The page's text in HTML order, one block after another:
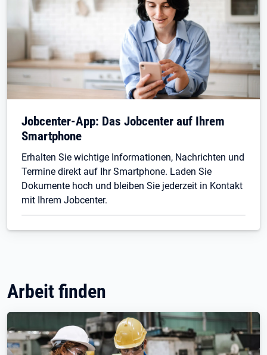
Jobcenter-App: Das Jobcenter auf Ihrem
Smartphone
Erhalten Sie wichtige Informationen, Nachrichten und
Termine direkt auf Ihr Smartphone. Laden Sie
Dokumente hoch und bleiben Sie jederzeit in Kontakt
mit Ihrem Jobcenter.
Arbeit finden